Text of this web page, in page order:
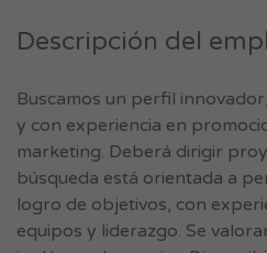
Descripción del
Buscamos un perfil
y con experiencia en
marketing. Deberá dirigir
búsqueda está orientada a
logro de objetivos, con
equipos y liderazgo. Se